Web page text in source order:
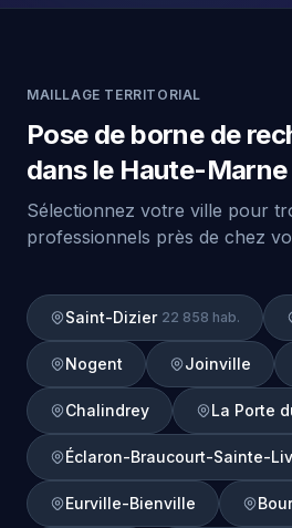
MAILLAGE TERRITORIAL
Pose de borne de
dans le Haute-Marne
Sélectionnez votre ville pour
professionnels près de chez
Saint-Dizier 22 858 hab.
Nogent Joinville
Chalindrey La Porte
Éclaron-Braucourt-Sainte-
Eurville-Bienville